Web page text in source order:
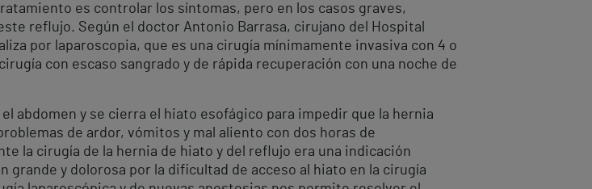
es controlar los síntomas, pero en los casos graves,
reflujo. Según el doctor Antonio Barrasa, cirujano del Hospital
por laparoscopia, que es una cirugía mínimamente invasiva con 4 o
con escaso sangrado y de rápida recuperación con una noche de
abdomen y se cierra el hiato esofágico para impedir que la hernia
de ardor, vómitos y mal aliento con dos horas de
la cirugía de la hernia de hiato y del reflujo era una indicación
y dolorosa por la dificultad de acceso al hiato en la cirugía